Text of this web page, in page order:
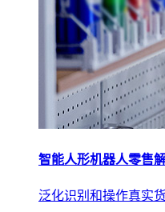
智能人形机器人零售
泛化识别和操作真实